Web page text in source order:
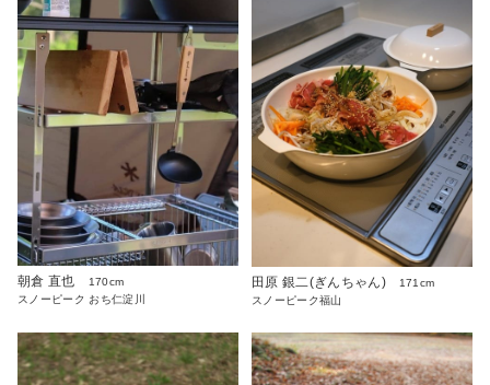
朝倉 直也
170cm
スノーピーク おち仁淀川
田原 銀二(ぎんちゃん)
171cm
スノーピーク福山